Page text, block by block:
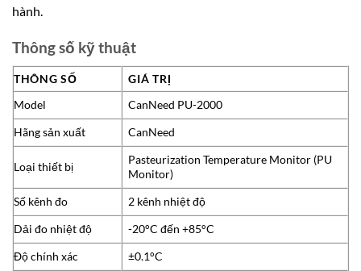
hành.
Thông số kỹ thuật
THÔNG SỐ
GIÁ TRỊ
Model
CanNeed PU-2000
Hãng sản xuất
CanNeed
Loại thiết bị
Pasteurization Temperature Monitor (PU
Monitor)
Số kênh đo
2 kênh nhiệt độ
Dải đo nhiệt độ
-20°C đến +85°C
Độ chính xác
±0.1°C